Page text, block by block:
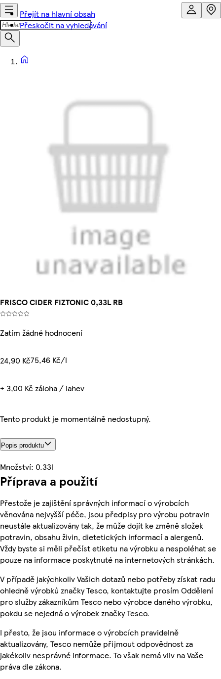
Přejít na hlavní obsah
Přeskočit na vyhledávání
FRISCO CIDER FIZTONIC 0,33L RB
Zatím žádné hodnocení
24,90 Kč75,46 Kč/l
+ 3,00 Kč záloha / lahev
Tento produkt je momentálně nedostupný.
Popis produktu
Množství: 0.33l
Příprava a použití
Přestože je zajištění správných informací o výrobcích
věnována nejvyšší péče, jsou předpisy pro výrobu potravin
neustále aktualizovány tak, že může dojít ke změně složek
potravin, obsahu živin, dietetických informací a alergenů.
Vždy byste si měli přečíst etiketu na výrobku a nespoléhat se
pouze na informace poskytnuté na internetových stránkách.
V případě jakýchkoliv Vašich dotazů nebo potřeby získat radu
ohledně výrobků značky Tesco, kontaktujte prosím Oddělení
pro služby zákazníkům Tesco nebo výrobce daného výrobku,
pokdu se nejedná o výrobek značky Tesco.
I přesto, že jsou informace o výrobcích pravidelně
aktualizovány, Tesco nemůže přijmout odpovědnost za
jakékoliv nesprávné informace. To však nemá vliv na Vaše
práva dle zákona.